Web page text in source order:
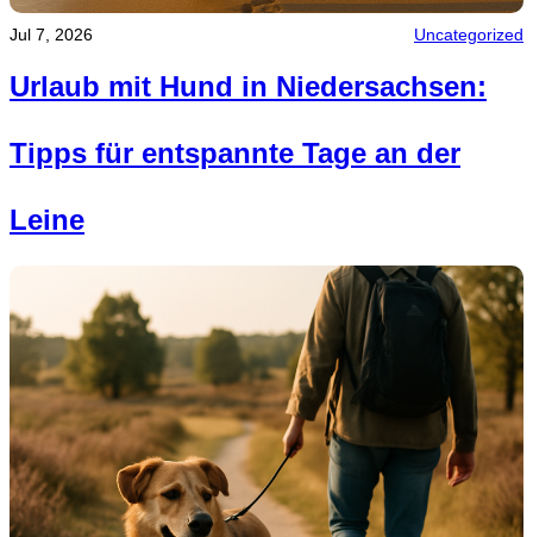
Jul 7, 2026 Uncategorized
Urlaub mit Hund in Niedersachsen:
Tipps für entspannte Tage an der
Leine